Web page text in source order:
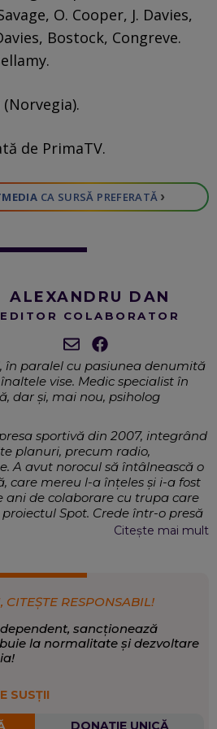
O. Cooper, J. Davies,
Bostock, Congreve.
de PrimaTV.
CA SURSĂ PREFERATĂ ›
ALEXANDRU DAN
EDITOR COLABORATOR
în paralel cu pasiunea denumită
vise. Medic specialist în
dar și, mai nou, psiholog
sportivă din 2007, integrând
planuri, precum radio,
A avut norocul să întâlnească o
care mereu l-a înțeles și i-a fost
ani de colaborare cu trupa care
Spot. Crede într-o presă
crede că, așa cum spunea
Citește mai mult
CITEȘTE RESPONSABIL!
sancționează
la normalitate și dezvoltare
SUSȚII
DONAȚIE UNICĂ